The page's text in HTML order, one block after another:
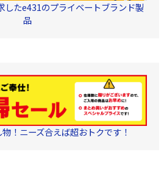
したe431のプライベートブランド製
品
！ニーズ合えば超おトクです！